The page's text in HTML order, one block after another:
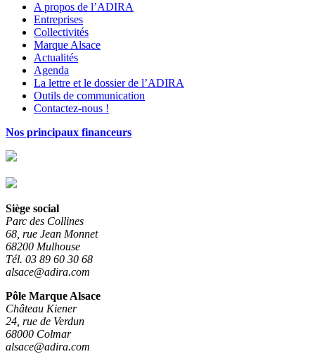
A propos de l’ADIRA
Entreprises
Collectivités
Marque Alsace
Actualités
Agenda
La lettre et le dossier de l’ADIRA
Outils de communication
Contactez-nous !
Nos principaux financeurs
Siège social
Parc des Collines
68, rue Jean Monnet
68200 Mulhouse
Tél. 03 89 60 30 68
alsace@adira.com
Pôle Marque Alsace
Château Kiener
24, rue de Verdun
68000 Colmar
alsace@adira.com